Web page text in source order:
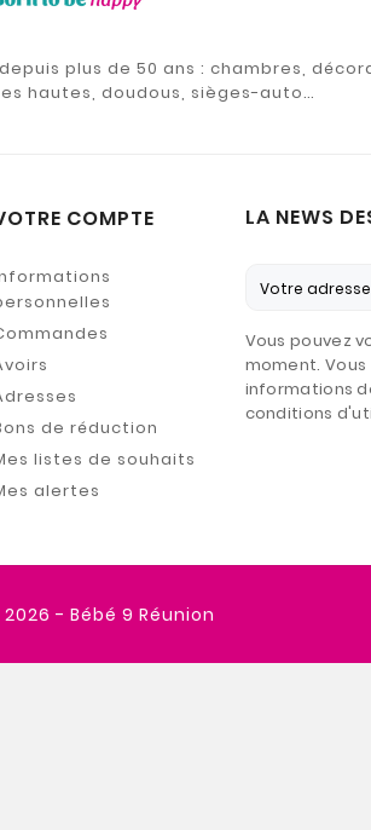
plus de 50 ans : chambres,
hautes, doudous, sièges-auto…
COMPTE
de réduction
listes de souhaits
alertes
LA NEWS
Vous pouvez
moment.
informations
conditions
- Bébé 9 Réunion